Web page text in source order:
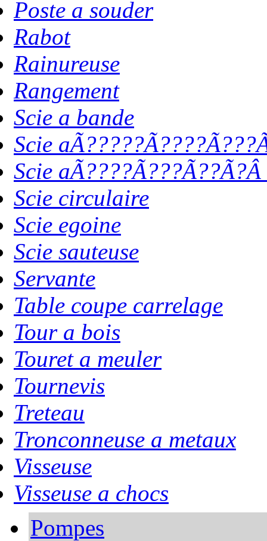
Poste a souder
Rabot
Rainureuse
Rangement
Scie a bande
Scie
Scie
Scie circulaire
Scie egoine
Scie sauteuse
Servante
Table coupe carrelage
Tour a bois
Touret a meuler
Tournevis
Treteau
Tronconneuse a metaux
Visseuse
Visseuse a chocs
Pompes